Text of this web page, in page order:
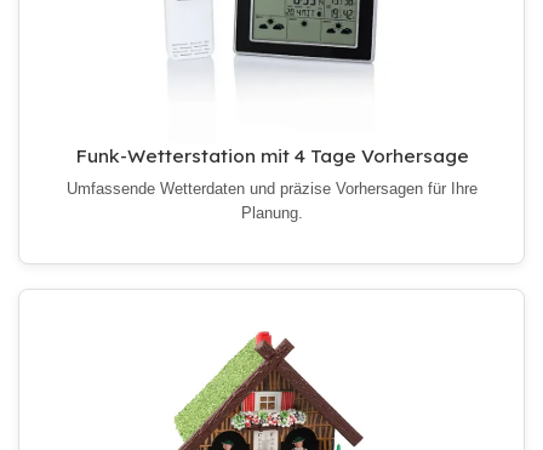
Funk-Wetterstation mit 4 Tage Vorhersage
Umfassende Wetterdaten und präzise Vorhersagen für Ihre
Planung.